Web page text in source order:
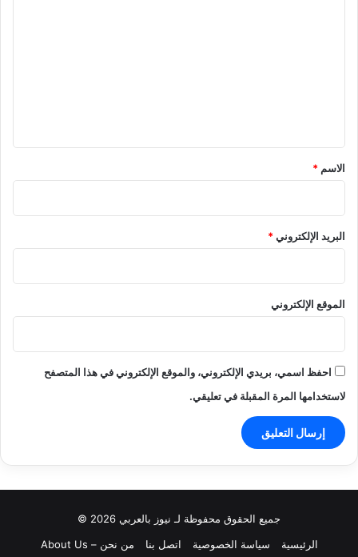
*
الاسم *
البريد الإلكتروني*
الموقع الإلكتروني
احفظ اسمي، بريدي الإلكتروني، والموقع الإلكتروني في هذا المتصفح
لاستخدامها المرة المقبلة في تعليقي.
جميع الحقوق محفوظة لـ نيوز بالعربي 2026 ©
الرئيسية
سياسة الخصوصية اتصل بنا من نحن – About Us